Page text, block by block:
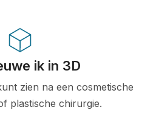
ik in 3D
zien na een cosmetische
plastische chirurgie.